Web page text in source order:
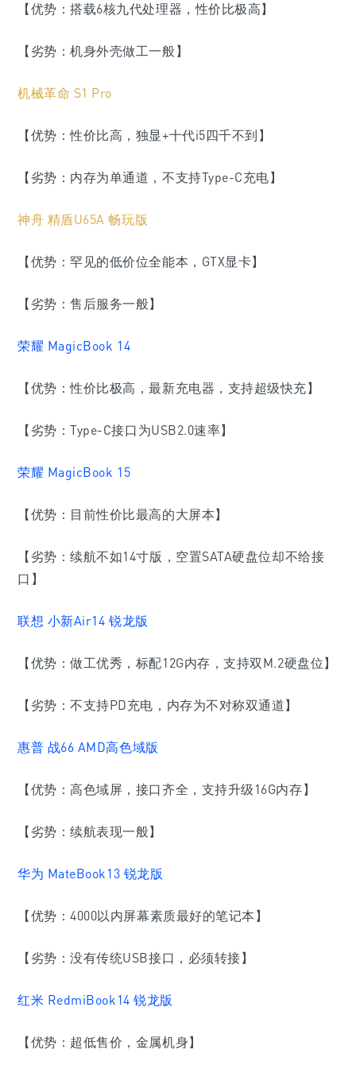
【优势：搭载6核九代处理器，性价比极高】
【劣势：机身外壳做工一般】
机械革命 S1 Pro
【优势：性价比高，独显+十代i5四千不到】
【劣势：内存为单通道， 不支持Type-C充电】
神舟 精盾U65A 畅玩版
【优势：罕见的低价位全能本，GTX显卡】
【劣势：售后服务一般】
荣耀 MagicBook 14
【优势：性价比极高 ，最新充电器，支持超级快充】
【劣势：Type-C接口为USB2.0速率】
荣耀 MagicBook 15
【优势：目前性价比最高的大屏本】
【劣势：续航不如14寸版，空置SATA硬盘位却不给接
口】
联想 小新Air14 锐龙版
【优势：做工优秀，标配12G内存，支持双M.2硬盘位】
【劣势：不支持PD充电 ，内存为不对称双通道】
惠普 战66 AMD高色域版
【优势：高色域屏，接口齐全，支持升级16G内存】
【劣势：续航表现一般】
华为 MateBook13 锐龙版
【优势：4000以内屏幕素质最好的笔记本】
【劣势：没有传统USB接口，必须转接】
红米 RedmiBook14 锐龙版
【优势：超低售价，金属机身】